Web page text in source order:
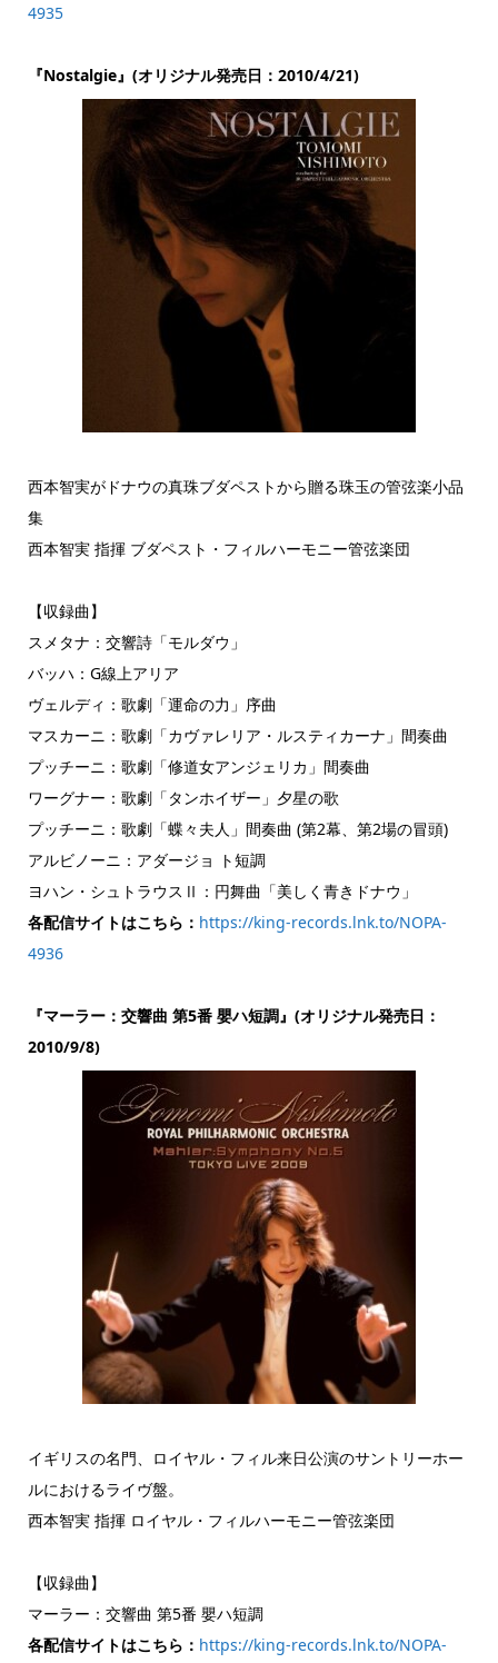
4935
『Nostalgie』(オリジナル発売日：2010/4/21)
西本智実がドナウの真珠ブダペストから贈る珠玉の管弦楽小品
集
西本智実 指揮 ブダペスト・フィルハーモニー管弦楽団
【収録曲】
スメタナ：交響詩「モルダウ」
バッハ：G線上アリア
ヴェルディ：歌劇「運命の力」序曲
マスカーニ：歌劇「カヴァレリア・ルスティカーナ」間奏曲
プッチーニ：歌劇「修道女アンジェリカ」間奏曲
ワーグナー：歌劇「タンホイザー」夕星の歌
プッチーニ：歌劇「蝶々夫人」間奏曲 (第2幕、第2場の冒頭)
アルビノーニ：アダージョ ト短調
ヨハン・シュトラウスⅡ：円舞曲「美しく青きドナウ」
各配信サイトはこちら： https://king-records.lnk.to/NOPA-
4936
『マーラー：交響曲 第5番 嬰ハ短調』(オリジナル発売日：
2010/9/8)
イギリスの名門、ロイヤル・フィル来日公演のサントリーホー
ルにおけるライヴ盤。
西本智実 指揮 ロイヤル・フィルハーモニー管弦楽団
【収録曲】
マーラー：交響曲 第5番 嬰ハ短調
各配信サイトはこちら： https://king-records.lnk.to/NOPA-